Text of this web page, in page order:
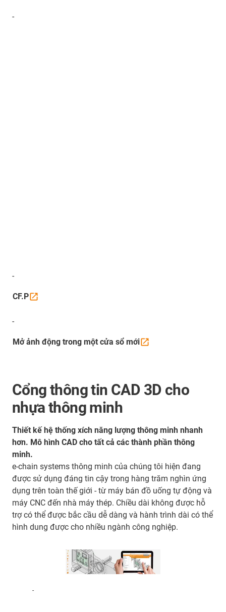
-
-
CF.P
-
Mở ảnh động trong một cửa sổ mới
Cổng thông tin CAD 3D cho
nhựa thông minh
Thiết kế hệ thống xích năng lượng thông minh nhanh
hơn. Mô hình CAD cho tất cả các thành phần thông
minh.
e-chain systems thông minh của chúng tôi hiện đang
được sử dụng đáng tin cậy trong hàng trăm nghìn ứng
dụng trên toàn thế giới - từ máy bán đồ uống tự động và
máy CNC đến nhà máy thép. Chiều dài không được hỗ
trợ có thể được bắc cầu dễ dàng và hành trình dài có thể
hình dung được cho nhiều ngành công nghiệp.
-